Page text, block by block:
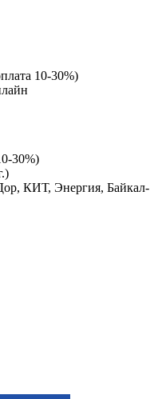
10-30%)
30%)
КИТ, Энергия, Байкал-